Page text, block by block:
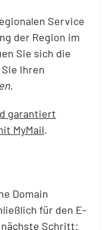
Service
der Region im
Sie sich die
Ihren
.
garantiert
MyMail.
Domain
für den E-
Schritt: